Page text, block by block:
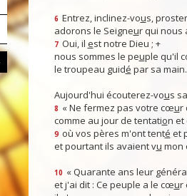
6 Entrez, inclinez-vous,
adorons le Seigneur qui nous
7 Oui, il est notre Dieu ; +
nous sommes le peuple qu'il
le troupeau guidé par sa main.
Aujourd'hui écouterez-vous
8 « Ne fermez pas votre cœur
comme au jour de tentation et
9 où vos pères m'ont tenté et
et pourtant ils avaient vu mon
10 « Quarante ans leur
et j'ai dit : Ce peuple a le cœur